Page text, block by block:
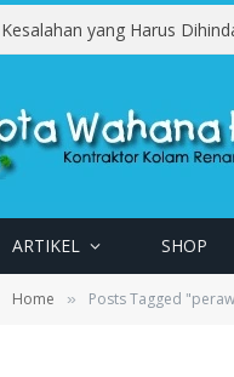
ARTIKEL SHOP
Home » Posts Tagged